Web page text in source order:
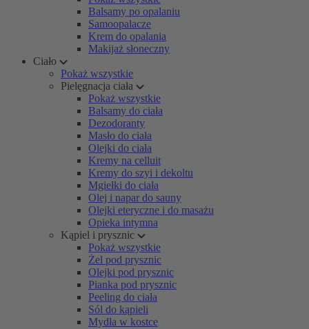
Balsamy po opalaniu
Samoopalacze
Krem do opalania
Makijaż słoneczny
Ciało
Pokaż wszystkie
Pielęgnacja ciała
Pokaż wszystkie
Balsamy do ciała
Dezodoranty
Masło do ciała
Olejki do ciała
Kremy na celluit
Kremy do szyi i dekoltu
Mgiełki do ciała
Olej i napar do sauny
Olejki eteryczne i do masażu
Opieka intymna
Kąpiel i prysznic
Pokaż wszystkie
Żel pod prysznic
Olejki pod prysznic
Pianka pod prysznic
Peeling do ciała
Sól do kąpieli
Mydła w kostce